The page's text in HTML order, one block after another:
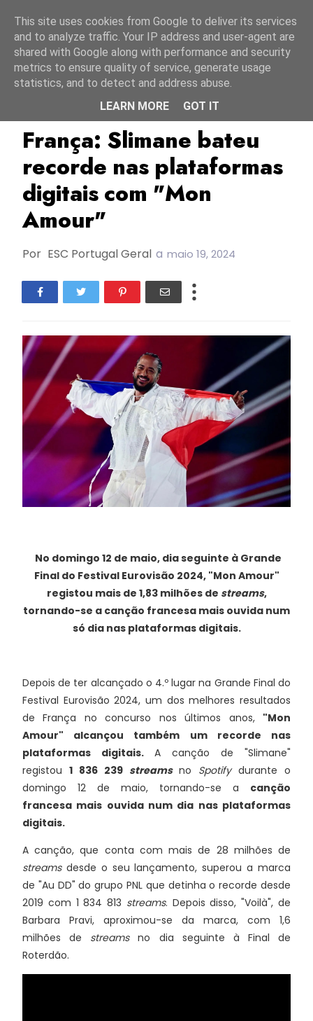
França Slimane
França: Slimane bateu
recorde nas plataformas
digitais com "Mon
Amour"
Por ESC Portugal Geral a maio 19, 2024
No domingo 12 de maio, dia seguinte à Grande
Final do Festival Eurovisão 2024, "Mon Amour"
registou mais de 1,83 milhões de streams,
tornando-se a canção francesa mais ouvida num
só dia nas plataformas digitais.
Depois de ter alcançado o 4.º lugar na Grande Final do
Festival Eurovisão 2024, um dos melhores resultados
de França no concurso nos últimos anos, "Mon
Amour" alcançou também um recorde nas
plataformas digitais. A canção de "Slimane"
registou 1 836 239 streamsno Spotifydurante o
domingo 12 de maio, tornando-se a canção
francesa mais ouvida num dia nas plataformas
digitais.
A canção, que conta com mais de 28 milhões de
streamsdesde o seu lançamento, superou a marca
de "Au DD" do grupo PNL que detinha o recorde desde
2019 com 1 834 813 streams. Depois disso, "Voilà", de
Barbara Pravi, aproximou-se da marca, com 1,6
milhões de streamsno dia seguinte à Final de
Roterdão.
This site uses cookies from Google to deliver its services
and to analyze traffic. Your IP address and user-agent are
shared with Google along with performance and security
metrics to ensure quality of service, generate usage
statistics, and to detect and address abuse.
LEARN MORE
GOT IT